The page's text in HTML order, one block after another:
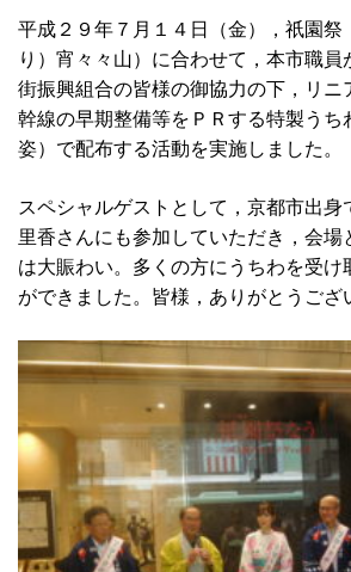
平成２９年７月１４日（金），祇園祭
り）宵々々山）に合わせて，本市職
街振興組合の皆様の御協力の下，リニ
幹線の早期整備等をＰＲする特製うち
姿）で配布する活動を実施しました。
スペシャルゲストとして，京都市出身
里香さんにも参加していただき，会場
は大賑わい。多くの方にうちわを受け
ができました。皆様，ありがとうござ